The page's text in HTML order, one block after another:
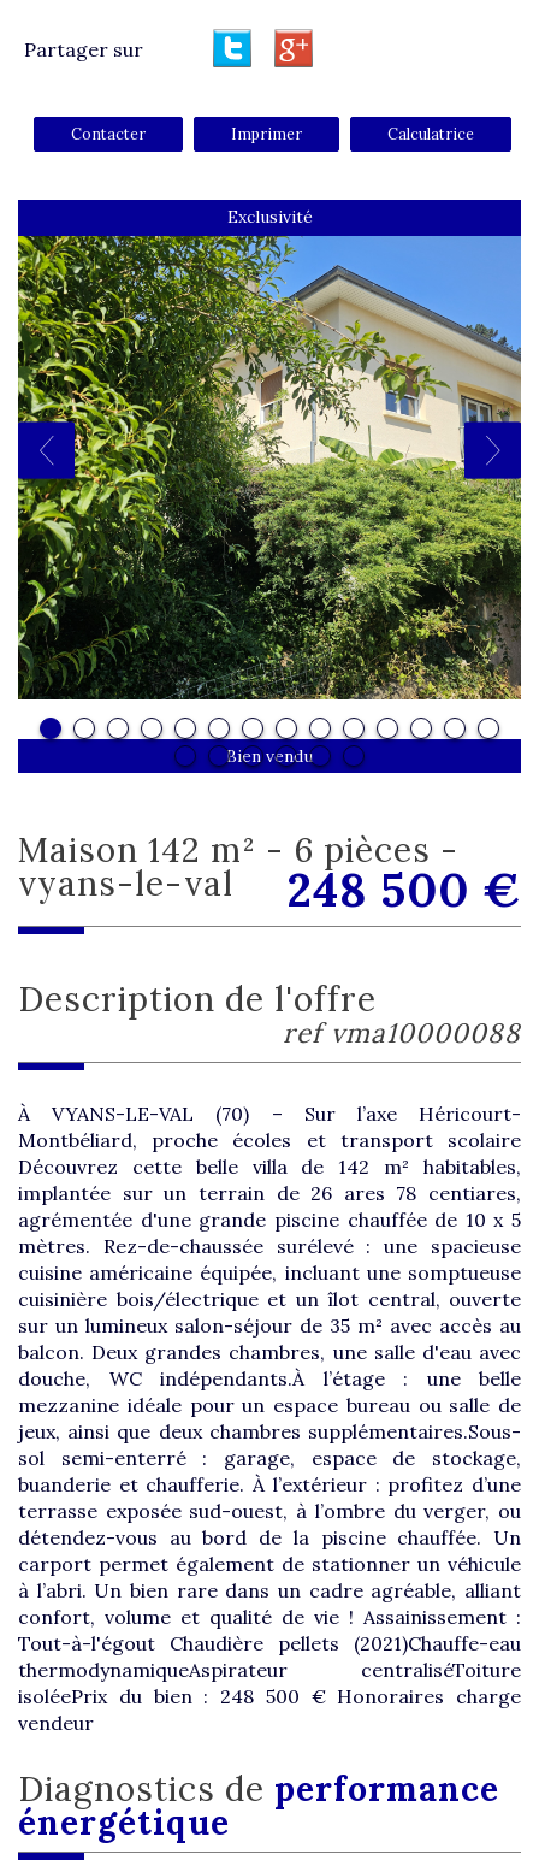
Partager sur
Contacter Imprimer Calculatrice
Bien vendu
Exclusivité
maison 142 m² - 6 pièces -
vyans-le-val 248 500 €
description de l'offre
ref vma10000088
À VYANS-LE-VAL (70) – Sur l’axe Héricourt-
Montbéliard, proche écoles et transport scolaire
Découvrez cette belle villa de 142 m² habitables,
implantée sur un terrain de 26 ares 78 centiares,
agrémentée d'une grande piscine chauffée de 10 x 5
mètres. Rez-de-chaussée surélevé : une spacieuse
cuisine américaine équipée, incluant une somptueuse
cuisinière bois/électrique et un îlot central, ouverte
sur un lumineux salon-séjour de 35 m² avec accès au
balcon. Deux grandes chambres, une salle d'eau avec
douche, WC indépendants.À l’étage : une belle
mezzanine idéale pour un espace bureau ou salle de
jeux, ainsi que deux chambres supplémentaires.Sous-
sol semi-enterré : garage, espace de stockage,
buanderie et chaufferie. À l’extérieur : profitez d’une
terrasse exposée sud-ouest, à l’ombre du verger, ou
détendez-vous au bord de la piscine chauffée. Un
carport permet également de stationner un véhicule
à l’abri. Un bien rare dans un cadre agréable, alliant
confort, volume et qualité de vie ! Assainissement :
Tout-à-l'égout Chaudière pellets (2021)Chauffe-eau
thermodynamiqueAspirateur centraliséToiture
isoléePrix du bien : 248 500 € Honoraires charge
vendeur
diagnostics de performance
énergétique